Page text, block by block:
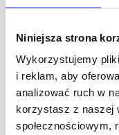
Niniejsza strona
Wykorzystujemy
i reklam, aby
analizować ruch w
korzystasz z naszej
społecznościowym,